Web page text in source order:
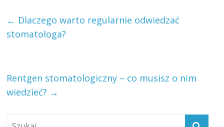
← Dlaczego warto regularnie odwiedzać
stomatologa?
Rentgen stomatologiczny – co musisz o nim
wiedzieć? →